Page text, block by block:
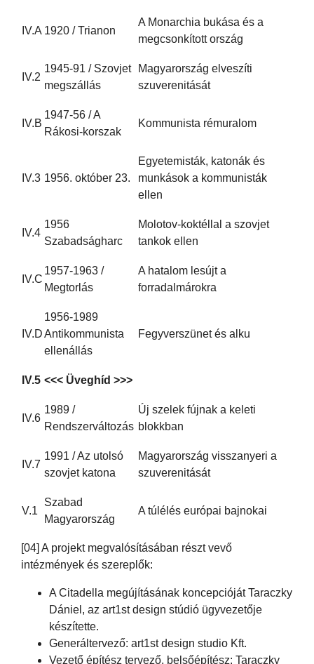
IV.A 1920 / Trianon
A Monarchia bukása és a
megcsonkított ország
IV.2
1945-91 / Szovjet
megszállás
Magyarország elveszíti
szuverenitását
IV.B
1947-56 / A
Rákosi-korszak
Kommunista rémuralom
IV.3 1956. október 23.
Egyetemisták, katonák és
munkások a kommunisták
ellen
IV.4
1956
Szabadságharc
Molotov-koktéllal a szovjet
tankok ellen
IV.C
1957-1963 /
Megtorlás
A hatalom lesújt a
forradalmárokra
IV.D
1956-1989
Antikommunista
ellenállás
Fegyverszünet és alku
IV.5 <<< Üveghíd >>>
IV.6
1989 /
Rendszerváltozás
Új szelek fújnak a keleti
blokkban
IV.7
1991 / Az utolsó
szovjet katona
Magyarország visszanyeri a
szuverenitását
V.1
Szabad
Magyarország
A túlélés európai bajnokai
[04] A projekt megvalósításában részt vevő
intézmények és szereplők:
A Citadella megújításának koncepcióját Taraczky
Dániel, az art1st design stúdió ügyvezetője
készítette.
Generáltervező: art1st design studio Kft.
Vezető építész tervező, belsőépítész: Taraczky